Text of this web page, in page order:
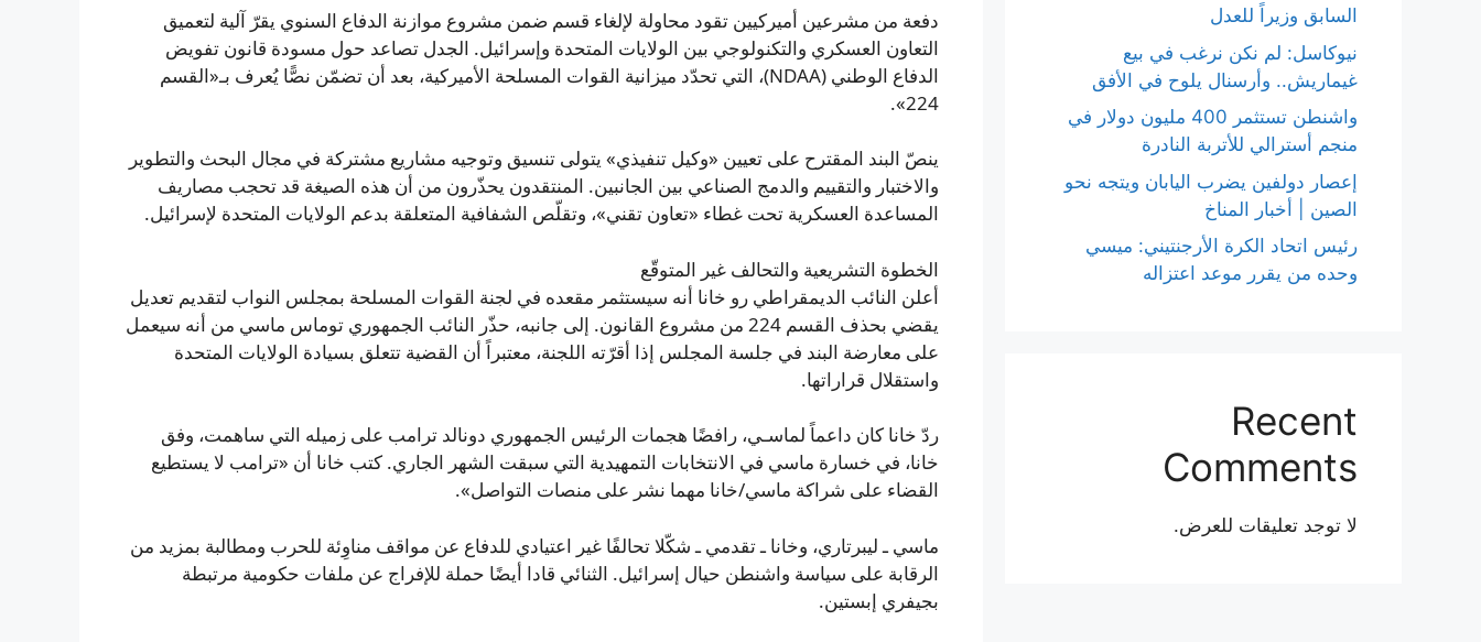
دفعة من مشرعين أميركيين تقود محاولة لإلغاء قسم ضمن مشروع موازنة الدفاع السنوي يقرّ آلية لتعميق
التعاون العسكري والتكنولوجي بين الولايات المتحدة وإسرائيل. الجدل تصاعد حول مسودة قانون تفويض
الدفاع الوطني (NDAA)، التي تحدّد ميزانية القوات المسلحة الأميركية، بعد أن تضمّن نصًّا يُعرف بـ«القسم
224».
ينصّ البند المقترح على تعيين «وكيل تنفيذي» يتولى تنسيق وتوجيه مشاريع مشتركة في مجال البحث والتطوير
والاختبار والتقييم والدمج الصناعي بين الجانبين. المنتقدون يحذّرون من أن هذه الصيغة قد تحجب مصاريف
المساعدة العسكرية تحت غطاء «تعاون تقني»، وتقلّص الشفافية المتعلقة بدعم الولايات المتحدة لإسرائيل.
الخطوة التشريعية والتحالف غير المتوقّع
أعلن النائب الديمقراطي رو خانا أنه سيستثمر مقعده في لجنة القوات المسلحة بمجلس النواب لتقديم تعديل
يقضي بحذف القسم 224 من مشروع القانون. إلى جانبه، حذّر النائب الجمهوري توماس ماسي من أنه سيعمل
على معارضة البند في جلسة المجلس إذا أقرّته اللجنة، معتبراً أن القضية تتعلق بسيادة الولايات المتحدة
واستقلال قراراتها.
ردّ خانا كان داعماً لماسـي، رافضًا هجمات الرئيس الجمهوري دونالد ترامب على زميله التي ساهمت، وفق
خانا، في خسارة ماسي في الانتخابات التمهيدية التي سبقت الشهر الجاري. كتب خانا أن «ترامب لا يستطيع
القضاء على شراكة ماسي/خانا مهما نشر على منصات التواصل».
ماسي ـ ليبرتاري، وخانا ـ تقدمي ـ شكّلا تحالفًا غير اعتيادي للدفاع عن مواقف مناوِئة للحرب ومطالبة بمزيد من
الرقابة على سياسة واشنطن حيال إسرائيل. الثنائي قادا أيضًا حملة للإفراج عن ملفات حكومية مرتبطة
بجيفري إبستين.
السابق وزيراً للعدل
نيوكاسل: لم نكن نرغب في بيع
غيماريش.. وأرسنال يلوح في الأفق
واشنطن تستثمر 400 مليون دولار في
منجم أسترالي للأتربة النادرة
إعصار دولفين يضرب اليابان ويتجه نحو
الصين | أخبار المناخ
رئيس اتحاد الكرة الأرجنتيني: ميسي
وحده من يقرر موعد اعتزاله
Recent
Comments
لا توجد تعليقات للعرض.